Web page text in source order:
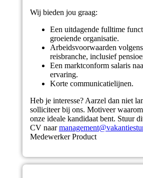
Wij bieden jou graag:
Een uitdagende fulltime
groeiende organisatie.
Arbeidsvoorwaarden
reisbranche, inclusief
Een marktconform salaris
ervaring.
Korte communicatielijnen.
Heb je interesse? Aarzel dan niet
solliciteer bij ons. Motiveer
onze ideale kandidaat bent. Stuur
CV naar
Medewerker Product